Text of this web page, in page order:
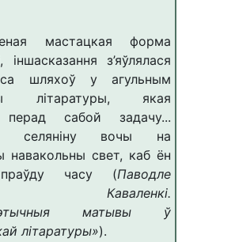
мастацкая форма
іншасказання з’яўлялася
шляхоў у агульным
літаратуры, якая
перад сабой задачу...
селяніну вочы на
навакольны свет, каб ён
часу (Паводле
Каваленкі.
матывы ў
літаратуры»).